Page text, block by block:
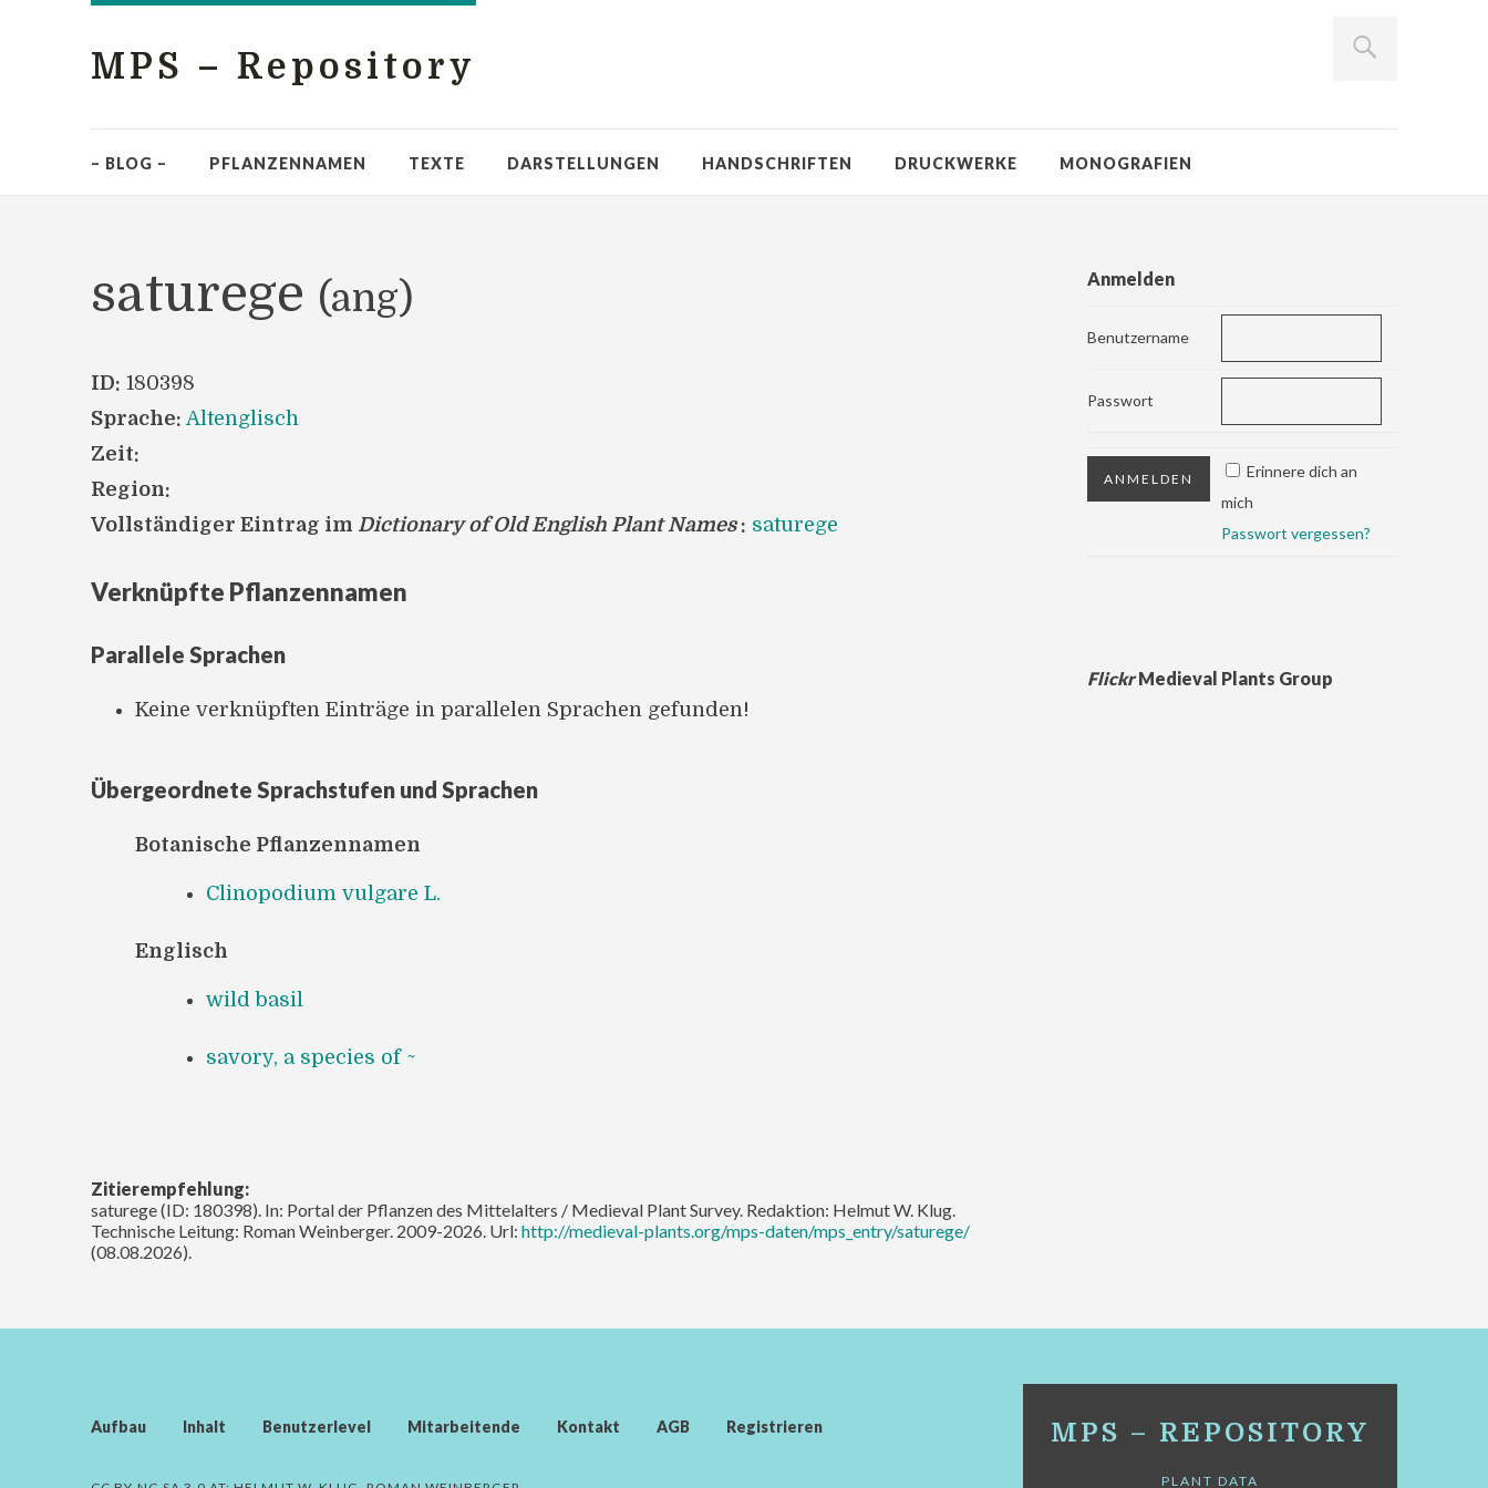
MPS – Repository
– BLOG – PFLANZENNAMEN TEXTE DARSTELLUNGEN HANDSCHRIFTEN DRUCKWERKE MONOGRAFIEN
saturege (ang)
ID: 180398
Sprache: Altenglisch
Zeit:
Region:
Vollständiger Eintrag im Dictionary of Old English Plant Names : saturege
Verknüpfte Pflanzennamen
Parallele Sprachen
Keine verknüpften Einträge in parallelen Sprachen gefunden!
Übergeordnete Sprachstufen und Sprachen
Botanische Pflanzennamen
Clinopodium vulgare L.
Englisch
wild basil
savory, a species of ~
Zitierempfehlung:
saturege (ID: 180398). In: Portal der Pflanzen des Mittelalters / Medieval Plant Survey. Redaktion: Helmut W. Klug.
Technische Leitung: Roman Weinberger. 2009-2026. Url: http://medieval-plants.org/mps-daten/mps_entry/saturege/
(08.08.2026).
Anmelden
Benutzername
Passwort
Erinnere dich an
mich
Passwort vergessen?
FlickrMedieval Plants Group
Aufbau Inhalt Benutzerlevel Mitarbeitende Kontakt AGB Registrieren MPS – REPOSITORY
PLANT DATA